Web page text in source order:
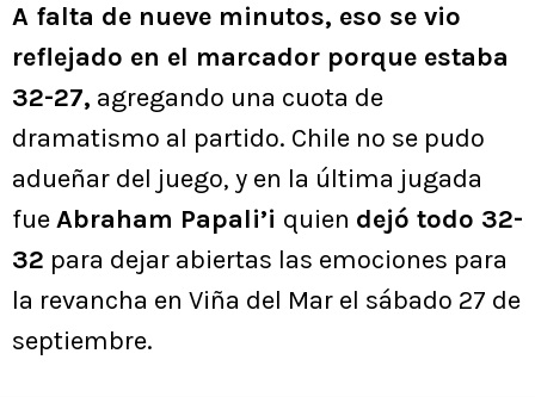
A falta de nueve minutos, eso se vio
reflejado en el marcador porque estaba
32-27, agregando una cuota de
dramatismo al partido. Chile no se pudo
adueñar del juego, y en la última jugada
fueAbraham Papali’i quien dejó todo 32-
32 para dejar abiertas las emociones para
la revancha en Viña del Mar el sábado 27 de
septiembre.